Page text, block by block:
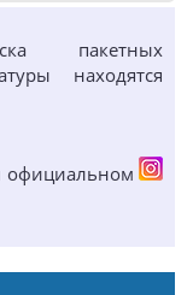
пакетных
находятся
официальном